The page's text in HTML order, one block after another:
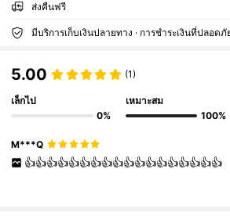
ส่งคืนฟรี
5.00 (1)
เล็กไป
0%
เหมาะสม
100%
M***Q
👍👍👍👍👍👍👍👍👍👍👍👍👍👍👍👍👍👍